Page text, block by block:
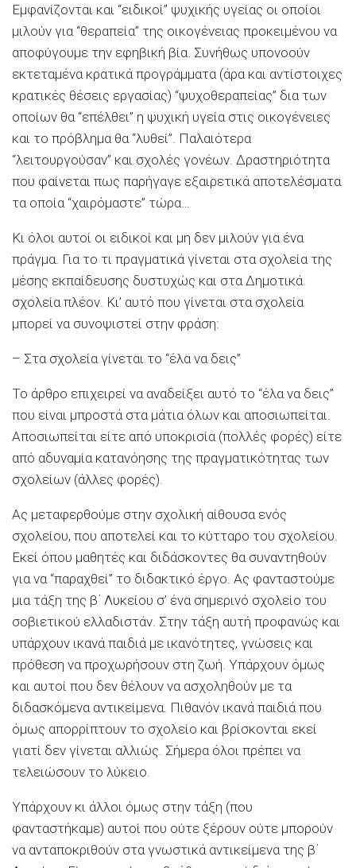
Εμφανίζονται και “ειδικοί” ψυχικής υγείας οι οποίοι
μιλούν για “θεραπεία” της οικογένειας προκειμένου να
αποφύγουμε την εφηβική βία. Συνήθως υπονοούν
εκτεταμένα κρατικά προγράμματα (άρα και αντίστοιχες
κρατικές θέσεις εργασίας) “ψυχοθεραπείας” δια των
οποίων θα “επέλθει” η ψυχική υγεία στις οικογένειες
και το πρόβλημα θα “λυθεί”. Παλαιότερα
“λειτουργούσαν” και σχολές γονέων. Δραστηριότητα
που φαίνεται πως παρήγαγε εξαιρετικά αποτελέσματα
τα οποία “χαιρόμαστε” τώρα…
Κι όλοι αυτοί οι ειδικοί και μη δεν μιλούν για ένα
πράγμα. Για το τι πραγματικά γίνεται στα σχολεία της
μέσης εκπαίδευσης δυστυχώς και στα Δημοτικά
σχολεία πλέον. Κι’ αυτό που γίνεται στα σχολεία
μπορεί να συνοψιστεί στην φράση:
– Στα σχολεία γίνεται το “έλα να δεις”
Το άρθρο επιχειρεί να αναδείξει αυτό το “έλα να δεις”
που είναι μπροστά στα μάτια όλων και αποσιωπείται.
Αποσιωπείται είτε από υποκρισία (πολλές φορές) είτε
από αδυναμία κατανόησης της πραγματικότητας των
σχολείων (άλλες φορές).
Ας μεταφερθούμε στην σχολική αίθουσα ενός
σχολείου, που αποτελεί και το κύτταρο του σχολείου.
Εκεί όπου μαθητές και διδάσκοντες θα συναντηθούν
για να “παραχθεί” το διδακτικό έργο. Ας φανταστούμε
μια τάξη της β΄ Λυκείου σ’ ένα σημερινό σχολείο του
σοβιετικού ελλαδιστάν. Στην τάξη αυτή προφανώς και
υπάρχουν ικανά παιδιά με ικανότητες, γνώσεις και
πρόθεση να προχωρήσουν στη ζωή. Υπάρχουν όμως
και αυτοί που δεν θέλουν να ασχοληθούν με τα
διδασκόμενα αντικείμενα. Πιθανόν ικανά παιδιά που
όμως απορρίπτουν το σχολείο και βρίσκονται εκεί
γιατί δεν γίνεται αλλιώς. Σήμερα όλοι πρέπει να
τελειώσουν το λύκειο.
Υπάρχουν κι άλλοι όμως στην τάξη (που
φανταστήκαμε) αυτοί που ούτε ξέρουν ούτε μπορούν
να ανταποκριθούν στα γνωστικά αντικείμενα της β΄